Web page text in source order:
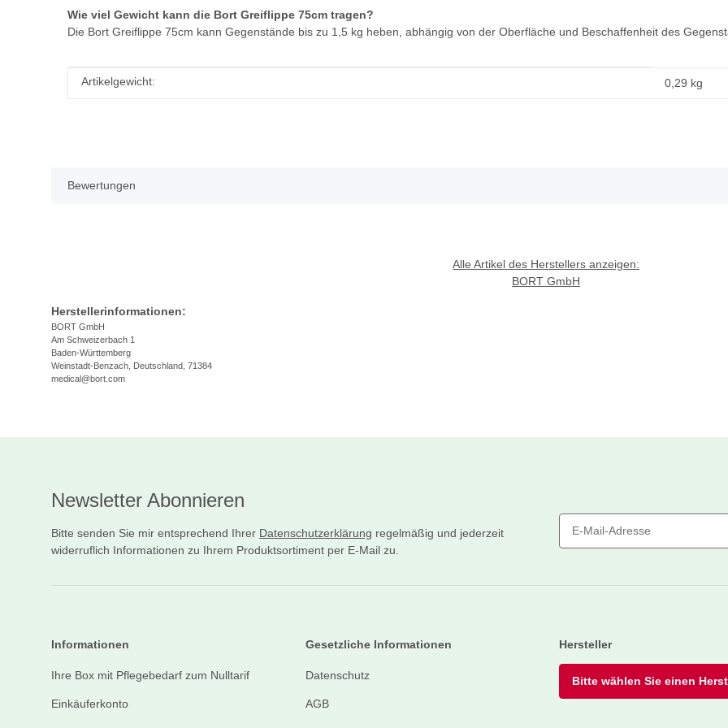
Wie viel Gewicht kann die Bort Greiflippe 75cm tragen?
Die Bort Greiflippe 75cm kann Gegenstände bis zu 1,5 kg heben, abhängig von der Oberfläche und Beschaffenheit des
Produkteigenschaft
Wert
Artikelgewicht: 0,29 kg
Bewertungen
Alle Artikel des Herstellers anzeigen:
BORT GmbH
Herstellerinformationen:
BORT GmbH
Am Schweizerbach 1
Baden-Württemberg
Weinstadt-Benzach, Deutschland, 71384
medical@bort.com
Newsletter Abonnieren
Bitte senden Sie mir entsprechend Ihrer Datenschutzerklärung regelmäßig und jederzeit
widerruflich Informationen zu Ihrem Produktsortiment per E-Mail zu.
Informationen
Ihre Box mit Pflegebedarf zum Nulltarif
Einkäuferkonto
Gesetzliche Informationen
Datenschutz
AGB
Hersteller
Bitte wählen Sie einen